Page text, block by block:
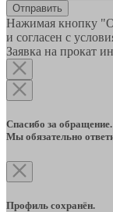
Отправить
Нажимая кнопку
и согласен с
Заявка на прокат
Спасибо за обращение.
Мы обязательно
Профиль сохранён.